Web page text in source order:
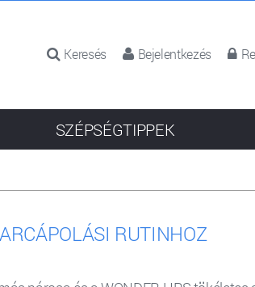
Keresés Bejelentkezés
RUTINHOZ
SZÉPSÉGTIPPEK